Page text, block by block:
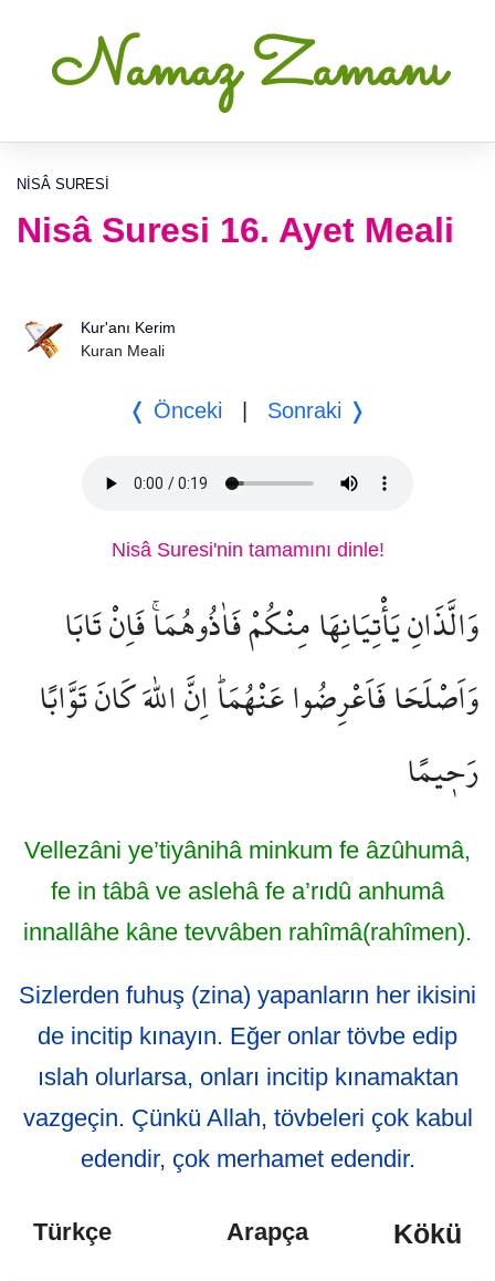
Namaz Zamanı
NISÂ SURESI
Nisâ Suresi 16. Ayet Meali
Kur'anı Kerim
Kuran Meali
❬ Önceki Sonraki ❭
Nisâ Suresi'nin tamamını dinle!
وَالَّذَانِ يَأْتِيَانِهَا مِنْكُمْ فَاٰذُوهُمَاۚ فَاِنْ تَابَا
وَاَصْلَحَا فَاَعْرِضُوا عَنْهُمَاۜ اِنَّ اللّٰهَ كَانَ تَوَّابًا
رَح۪يمًا
Vellezâni ye’tiyânihâ minkum fe âzûhumâ,
fe in tâbâ ve aslehâ fe a’rıdû anhumâ
innallâhe kâne tevvâben rahîmâ(rahîmen).
Sizlerden fuhuş (zina) yapanların her ikisini
de incitip kınayın. Eğer onlar tövbe edip
ıslah olurlarsa, onları incitip kınamaktan
vazgeçin. Çünkü Allah, tövbeleri çok kabul
edendir, çok merhamet edendir.
Türkçe Arapça Kökü